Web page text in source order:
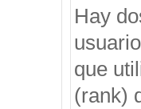
Hay
que
(rank)